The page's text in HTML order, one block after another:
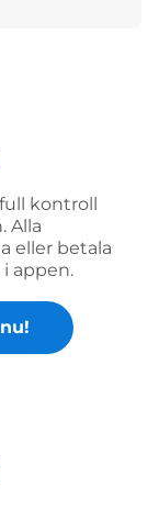
kontroll
Alla
eller betala
appen.